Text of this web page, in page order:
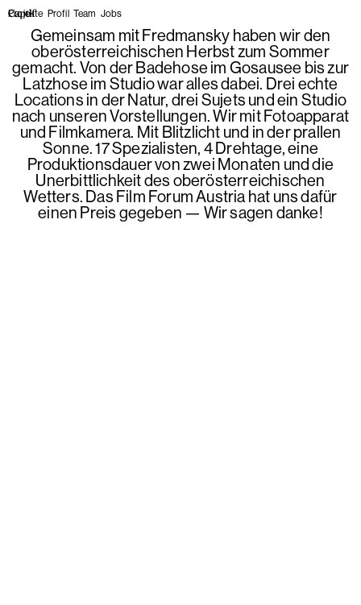
Projekte Profil Team Jobs
Gemeinsam mit Fredmansky haben wir den
oberösterreichischen Herbst zum Sommer
gemacht. Von der Badehose im Gosausee bis zur
Latzhose im Studio war alles dabei. Drei echte
Locations in der Natur, drei Sujets und ein Studio
nach unseren Vorstellungen. Wir mit Fotoapparat
und Filmkamera. Mit Blitzlicht und in der prallen
Sonne. 17 Spezialisten, 4 Drehtage, eine
Produktionsdauer von zwei Monaten und die
Unerbittlichkeit des oberösterreichischen
Wetters. Das Film Forum Austria hat uns dafür
einen Preis gegeben — Wir sagen danke!